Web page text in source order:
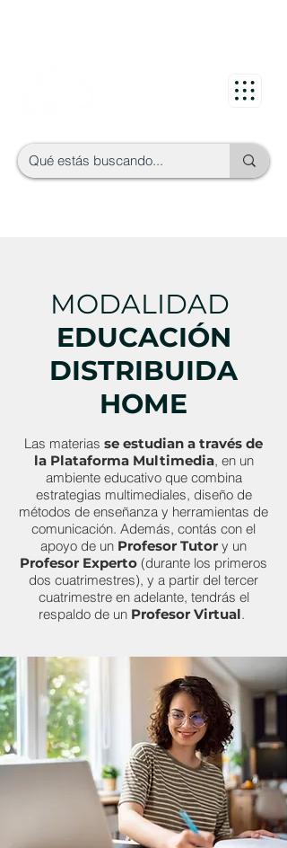
MODALIDAD
EDUCACIÓN
DISTRIBUIDA
HOME
Las materias se estudian a través de
la Plataforma Multimedia, en un
ambiente educativo que combina
estrategias multimediales, diseño de
métodos de enseñanza y herramientas de
comunicación. Además, contás con el
apoyo de un Profesor Tutor y un
Profesor Experto (durante los primeros
dos cuatrimestres), y a partir del tercer
cuatrimestre en adelante, tendrás el
respaldo de un Profesor Virtual.